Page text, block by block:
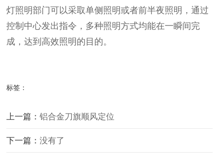
灯照明部门可以采取单侧照明或者前半夜照明，通过
控制中心发出指令，多种照明方式均能在一瞬间完
成，达到高效照明的目的。
标签：
上一篇：铝合金刀旗顺风定位
下一篇：没有了